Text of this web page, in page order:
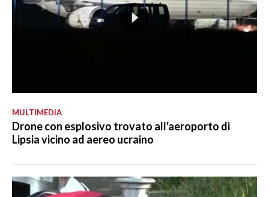
MULTIMEDIA
Drone con esplosivo trovato all'aeroporto di
Lipsia vicino ad aereo ucraino